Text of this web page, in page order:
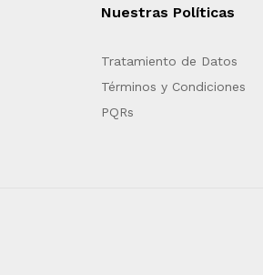
Nuestras Políticas
Tratamiento de Datos
Términos y Condiciones
PQRs